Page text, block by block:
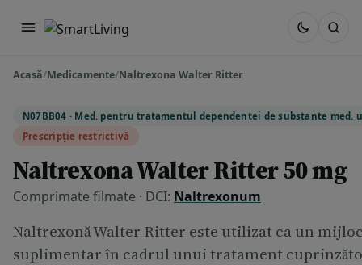
Acasă/Medicamente/Naltrexona Walter Ritter
N07BB04 · Med. pentru tratamentul dependentei de substante
Prescripție restrictivă
Naltrexona Walter Ritter 50 mg
Comprimate filmate · DCI: Naltrexonum
Naltrexonă Walter Ritter este utilizat ca un
suplimentar în cadrul unui tratament